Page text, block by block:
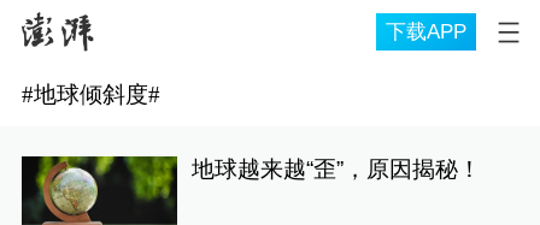
下载APP
#地球倾斜度#
地球越来越“歪”，原因揭秘！